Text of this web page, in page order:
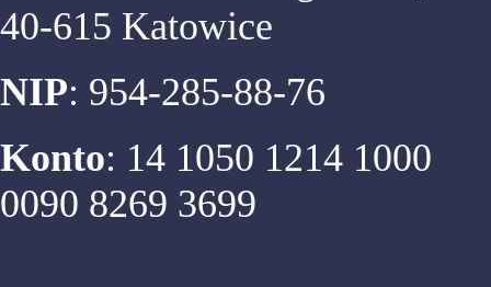
40-615 Katowice
NIP: 954-285-88-76
Konto: 14 1050 1214 1000
0090 8269 3699